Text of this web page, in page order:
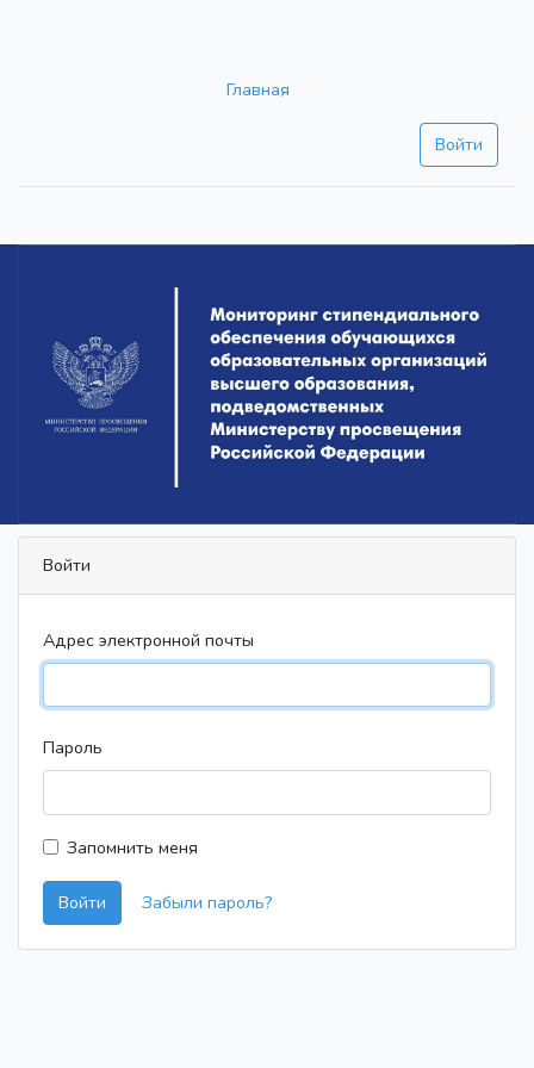
Главная
Войти
Войти
Адрес электронной почты
Пароль
Запомнить меня
Войти Забыли пароль?